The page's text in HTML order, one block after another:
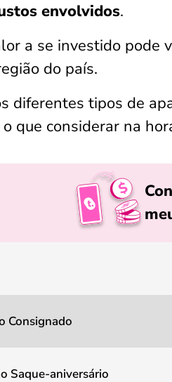
envolvidos.
a se investido pode
do país.
diferentes tipos de
o que considerar na
Consignado
Saque-aniversário